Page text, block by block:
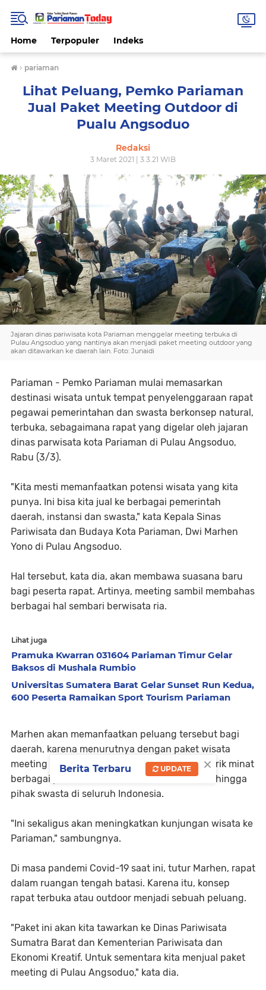
Home Terpopuler Indeks
› pariaman
Lihat Peluang, Pemko Pariaman
Jual Paket Meeting Outdoor di
Pualu Angsoduo
Redaksi
3 Maret 2021 | 3.3.21 WIB
Jajaran dinas pariwisata kota Pariaman menggelar meeting terbuka di
Pulau Angsoduo yang nantinya akan menjadi paket meeting outdoor yang
akan ditawarkan ke daerah lain. Foto: Junaidi
Pariaman - Pemko Pariaman mulai memasarkan
destinasi wisata untuk tempat penyelenggaraan rapat
pegawai pemerintahan dan swasta berkonsep natural,
terbuka, sebagaimana rapat yang digelar oleh jajaran
dinas parwisata kota Pariaman di Pulau Angsoduo,
Rabu (3/3).
"Kita mesti memanfaatkan potensi wisata yang kita
punya. Ini bisa kita jual ke berbagai pemerintah
daerah, instansi dan swasta," kata Kepala Sinas
Pariwisata dan Budaya Kota Pariaman, Dwi Marhen
Yono di Pulau Angsoduo.
Hal tersebut, kata dia, akan membawa suasana baru
bagi peserta rapat. Artinya, meeting sambil membahas
berbagai hal sembari berwisata ria.
Lihat juga
Pramuka Kwarran 031604 Pariaman Timur Gelar
Baksos di Mushala Rumbio
Universitas Sumatera Barat Gelar Sunset Run Kedua,
600 Peserta Ramaikan Sport Tourism Pariaman
Marhen akan memanfaatkan peluang tersebut bagi
daerah, karena menurutnya dengan paket wisata
meeting outdoor yang ditawarkan, akan menarik minat
berbagai pemerintah daerah, instansi vertikal hingga
pihak swasta di seluruh Indonesia.
"Ini sekaligus akan meningkatkan kunjungan wisata ke
Pariaman," sambungnya.
Di masa pandemi Covid-19 saat ini, tutur Marhen, rapat
dalam ruangan tengah batasi. Karena itu, konsep
rapat terbuka atau outdoor menjadi sebuah peluang.
"Paket ini akan kita tawarkan ke Dinas Pariwisata
Sumatra Barat dan Kementerian Pariwisata dan
Ekonomi Kreatif. Untuk sementara kita menjual paket
meeting di Pulau Angsoduo," kata dia.
×
Berita Terbaru UPDATE